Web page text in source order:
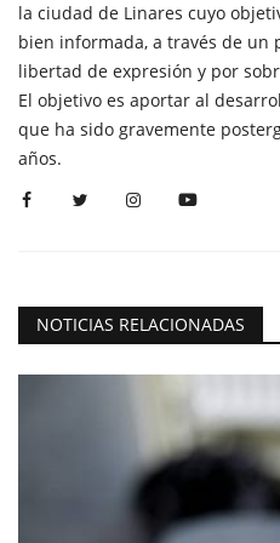
la ciudad de Linares cuyo
bien informada, a través de un
libertad de expresión y por
El objetivo es aportar al
que ha sido gravemente
años.
NOTICIAS RELACIONADAS